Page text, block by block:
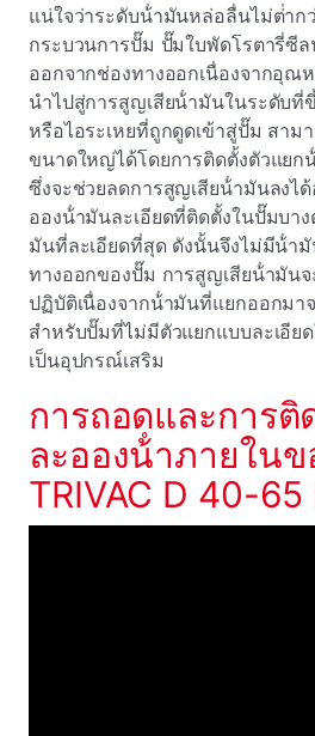
แน่ใจว่าระดับน้ํามันหล่อลื่นไม่ต่ําก
กระบวนการปั๊ม ปั๊มใบพัดโรตารี่ซี
ออกจากช่องทางออกเนื่องจากอุณ
นําไปสู่การสูญเสียน้ํามันในระดับ
หรือไอระเหยที่ถูกดูดเข้าสู่ปั๊ม สา
ขนาดใหญ่ได้โดยการติดตั้งตัวแยก
ซึ่งจะช่วยลดการสูญเสียน้ํามันลงไ
อองน้ํามันละเอียดที่ติดตั้งในปั๊มบา
มันที่ละเอียดที่สุด ดังนั้นจึงไม่มีน้ํา
ทางออกของปั๊ม การสูญเสียน้ํามันจ
ปฏิบัติเนื่องจากน้ํามันที่แยกออกมา
สําหรับปั๊มที่ไม่มีตัวแยกแบบละเอี
เป็นอุปกรณ์เสริม
การถอดและการ
ละอองน้ําภายในข
TRIVAC D 40-65